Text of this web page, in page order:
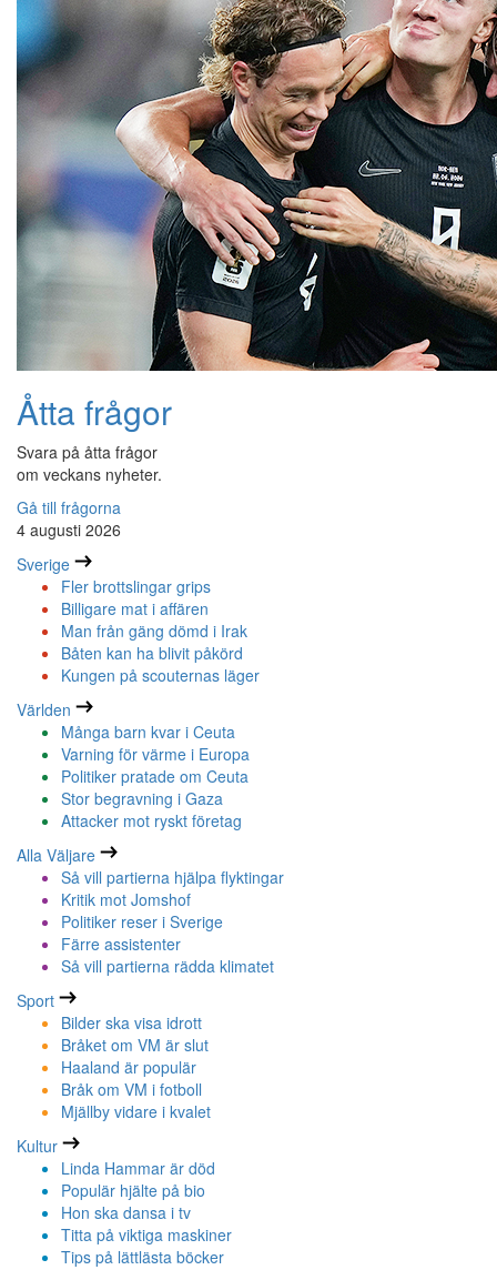
Åtta frågor
Svara på åtta frågor
om veckans nyheter.
Gå till frågorna
4 augusti 2026
Sverige
Fler brottslingar grips
Billigare mat i affären
Man från gäng dömd i Irak
Båten kan ha blivit påkörd
Kungen på scouternas läger
Världen
Många barn kvar i Ceuta
Varning för värme i Europa
Politiker pratade om Ceuta
Stor begravning i Gaza
Attacker mot ryskt företag
Alla Väljare
Så vill partierna hjälpa flyktingar
Kritik mot Jomshof
Politiker reser i Sverige
Färre assistenter
Så vill partierna rädda klimatet
Sport
Bilder ska visa idrott
Bråket om VM är slut
Haaland är populär
Bråk om VM i fotboll
Mjällby vidare i kvalet
Kultur
Linda Hammar är död
Populär hjälte på bio
Hon ska dansa i tv
Titta på viktiga maskiner
Tips på lättlästa böcker